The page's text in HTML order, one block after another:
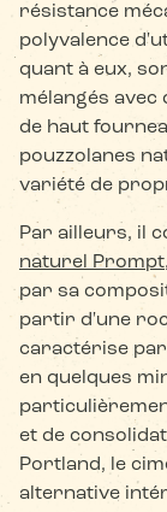
résistance
polyvalence
quant à eux,
mélangés
de haut
pouzzolanes
variété de
Par ailleurs, il
naturel Prompt
par sa
partir d'une
caractérise
en quelques
et de
Portland, le
alternative